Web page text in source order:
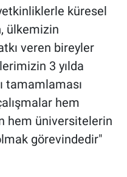
küresel
ülkemizin
veren bireyler
3 yılda
tamamlaması
hem
hem üniversitelerin
görevindedir"